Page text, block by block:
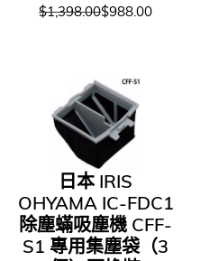
$1,398.00$988.00
日本 IRIS
OHYAMA IC-FDC1
除塵蟎吸塵機 CFF-
S1 專用集塵袋（3